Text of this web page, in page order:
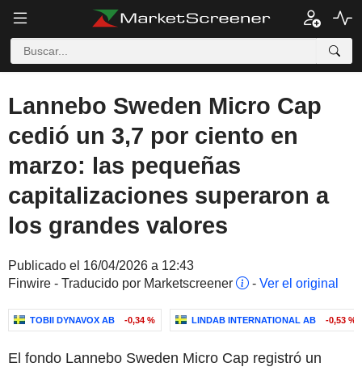
Lannebo Sweden Micro Cap
cedió un 3,7 por ciento en
marzo: las pequeñas
capitalizaciones superaron a
los grandes valores
Publicado el 16/04/2026 a 12:43
Finwire - Traducido por Marketscreener
- Ver el original
TOBII DYNAVOX AB -0,34 % LINDAB INTERNATIONAL AB -0,53 %
El fondo Lannebo Sweden Micro Cap registró un